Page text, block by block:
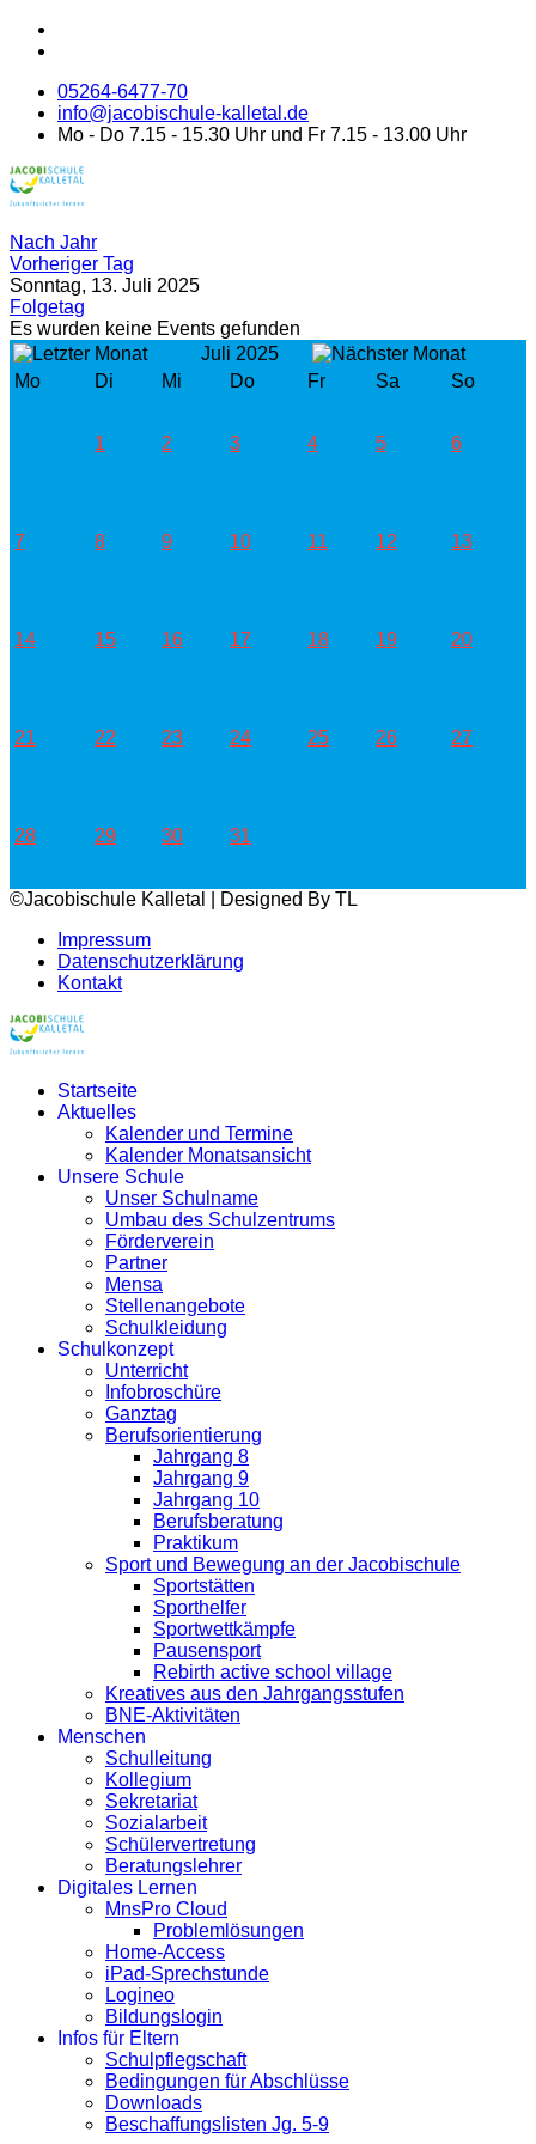
05264-6477-70
info@jacobischule-kalletal.de
Mo - Do 7.15 - 15.30 Uhr und Fr 7.15 - 13.00 Uhr
Nach Jahr
Vorheriger Tag
Sonntag, 13. Juli 2025
Folgetag
Es wurden keine Events gefunden
Juli 2025
Mo
Di Mi Do Fr Sa So
1 2 3 4 5 6
7 8 9 10 11 12 13
14 15 16 17 18 19 20
21 22 23 24 25 26 27
28 29 30 31
©Jacobischule Kalletal | Designed By TL
Impressum
Datenschutzerklärung
Kontakt
Startseite
Aktuelles
Kalender und Termine
Kalender Monatsansicht
Unsere Schule
Unser Schulname
Umbau des Schulzentrums
Förderverein
Partner
Mensa
Stellenangebote
Schulkleidung
Schulkonzept
Unterricht
Infobroschüre
Ganztag
Berufsorientierung
Jahrgang 8
Jahrgang 9
Jahrgang 10
Berufsberatung
Praktikum
Sport und Bewegung an der Jacobischule
Sportstätten
Sporthelfer
Sportwettkämpfe
Pausensport
Rebirth active school village
Kreatives aus den Jahrgangsstufen
BNE-Aktivitäten
Menschen
Schulleitung
Kollegium
Sekretariat
Sozialarbeit
Schülervertretung
Beratungslehrer
Digitales Lernen
MnsPro Cloud
Problemlösungen
Home-Access
iPad-Sprechstunde
Logineo
Bildungslogin
Infos für Eltern
Schulpflegschaft
Bedingungen für Abschlüsse
Downloads
Beschaffungslisten Jg. 5-9